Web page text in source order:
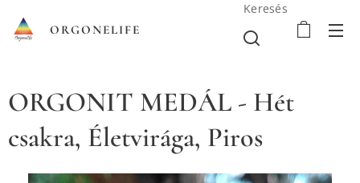
ORGONELIFE
Keresés
ORGONIT MEDÁL - Hét
csakra, Életvirága, Piros